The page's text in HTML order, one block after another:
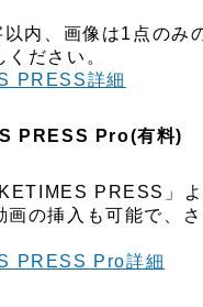
内、画像は1点のみ
ださい。
PRESS詳細
PRESS Pro(有料)
PRESS」
画の挿入も可能で、
PRESS Pro詳細